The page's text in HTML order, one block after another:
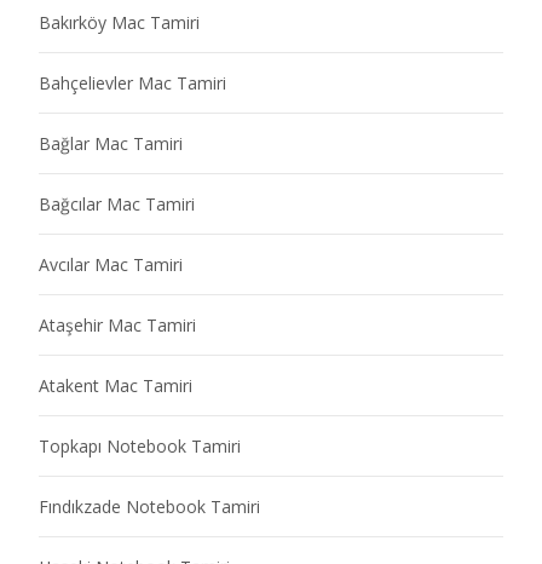
Bakırköy Mac Tamiri
Bahçelievler Mac Tamiri
Bağlar Mac Tamiri
Bağcılar Mac Tamiri
Avcılar Mac Tamiri
Ataşehir Mac Tamiri
Atakent Mac Tamiri
Topkapı Notebook Tamiri
Fındıkzade Notebook Tamiri